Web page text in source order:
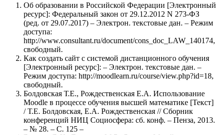
Об образовании в Российской Федерации [Электронный
ресурс]: Федеральный закон от 29.12.2012 N 273-ФЗ
(ред. от 29.07.2017) – Электрон. текстовые дан. – Режим
доступа:
http://www.consultant.ru/document/cons_doc_LAW_140174,
свободный.
Как создать сайт с системой дистанционного обучения
[Электронный ресурс]: – Электрон. текстовые дан. –
Режим доступа: http://moodlearn.ru/course/view.php?id=18,
свободный.
Болдовская Т.Е., Рождественская Е.А. Использование
Moodle в процессе обучения высшей математике [Текст]
/ Т.Е. Болдовская, Е.А. Рождественская // Сборник
конференций НИЦ Социосфера: сб. конф. – Пенза, 2013.
– № 28. – С. 125 –